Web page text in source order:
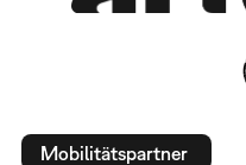
Mobilitätspartner